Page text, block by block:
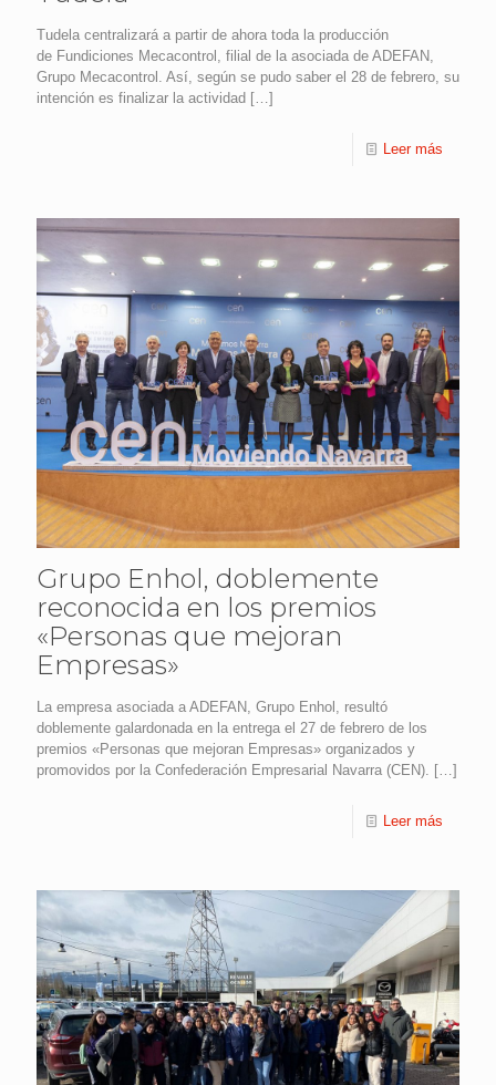
Tudela centralizará a partir de ahora toda la producción
de Fundiciones Mecacontrol, filial de la asociada de ADEFAN,
Grupo Mecacontrol. Así, según se pudo saber el 28 de febrero, su
intención es finalizar la actividad […]
Leer más
Grupo Enhol, doblemente
reconocida en los premios
«Personas que mejoran
Empresas»
La empresa asociada a ADEFAN, Grupo Enhol, resultó
doblemente galardonada en la entrega el 27 de febrero de los
premios «Personas que mejoran Empresas» organizados y
promovidos por la Confederación Empresarial Navarra (CEN). […]
Leer más